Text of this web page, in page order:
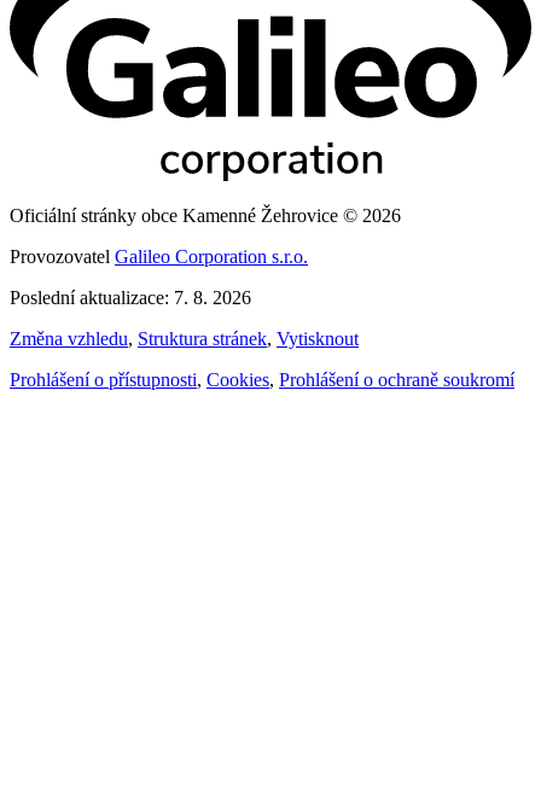
Oficiální stránky obce Kamenné Žehrovice © 2026
Provozovatel Galileo Corporation s.r.o.
Poslední aktualizace: 7. 8. 2026
Změna vzhledu, Struktura stránek, Vytisknout
Prohlášení o přístupnosti, Cookies, Prohlášení o ochraně soukromí